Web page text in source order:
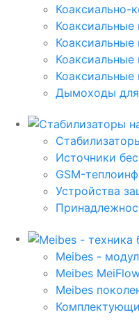
Коаксиально-
Дымоходы для
Источники
GSM-
Устройства
Meibes -
Meibes
Meibes